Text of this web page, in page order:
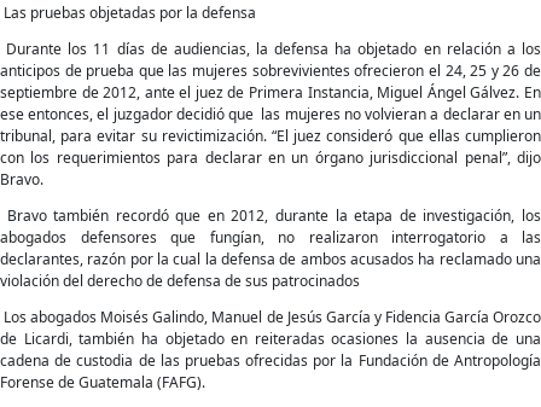
Las pruebas objetadas por la defensa
Durante los 11 días de audiencias, la defensa ha objetado en relación a los
anticipos de prueba que las mujeres sobrevivientes ofrecieron el 24, 25 y 26 de
septiembre de 2012, ante el juez de Primera Instancia, Miguel Ángel Gálvez. En
ese entonces, el juzgador decidió que las mujeres no volvieran a declarar en un
tribunal, para evitar su revictimización. “El juez consideró que ellas cumplieron
con los requerimientos para declarar en un órgano jurisdiccional penal”, dijo
Bravo.
Bravo también recordó que en 2012, durante la etapa de investigación, los
abogados defensores que fungían, no realizaron interrogatorio a las
declarantes, razón por la cual la defensa de ambos acusados ha reclamado una
violación del derecho de defensa de sus patrocinados
Los abogados Moisés Galindo, Manuel de Jesús García y Fidencia García Orozco
de Licardi, también ha objetado en reiteradas ocasiones la ausencia de una
cadena de custodia de las pruebas ofrecidas por la Fundación de Antropología
Forense de Guatemala (FAFG).